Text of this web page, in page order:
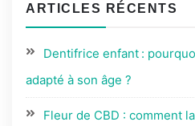
ARTICLES RÉCENTS
Dentifrice enfant :
adapté à son âge ?
Fleur de CBD : comment